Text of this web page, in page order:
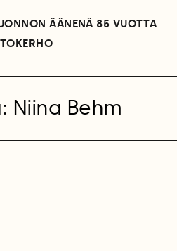
ÄÄNENÄ 85 VUOTTA
Niina Behm